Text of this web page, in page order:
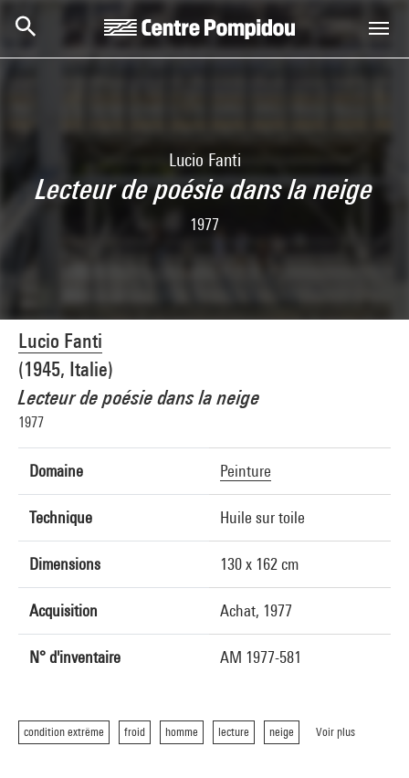
Lucio Fanti
Lecteur de poésie dans la neige
1977
Lucio Fanti
(1945, Italie)
Lecteur de poésie dans la neige
1977
Domaine Peinture
Technique Huile sur toile
Dimensions 130 x 162 cm
Acquisition Achat, 1977
N° d'inventaire AM 1977-581
condition extrême froid homme lecture neige Voir plus